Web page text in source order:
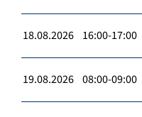
18.08.2026 16:00-17:00
19.08.2026 08:00-09:00